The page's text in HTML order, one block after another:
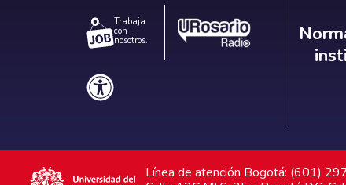
Trabaja
con
nosotros.
Línea de atención Bogotá: (601)